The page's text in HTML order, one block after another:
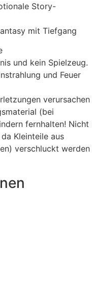
Story-
mit Tiefgang
und kein Spielzeug.
und Feuer
verursachen
(bei
fernhalten! Nicht
Kleinteile aus
verschluckt werden